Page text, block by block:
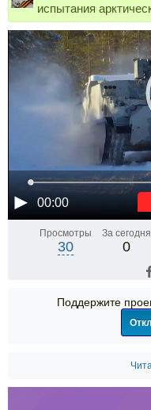
испытания
00:00
Просмотры
30
За сегодня
0
Поддержите